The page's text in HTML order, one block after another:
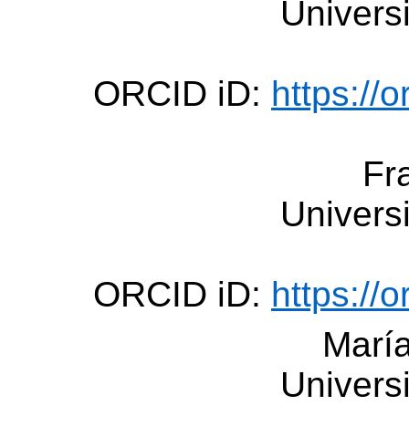
ORCID iD: https://
ORCID iD: https://